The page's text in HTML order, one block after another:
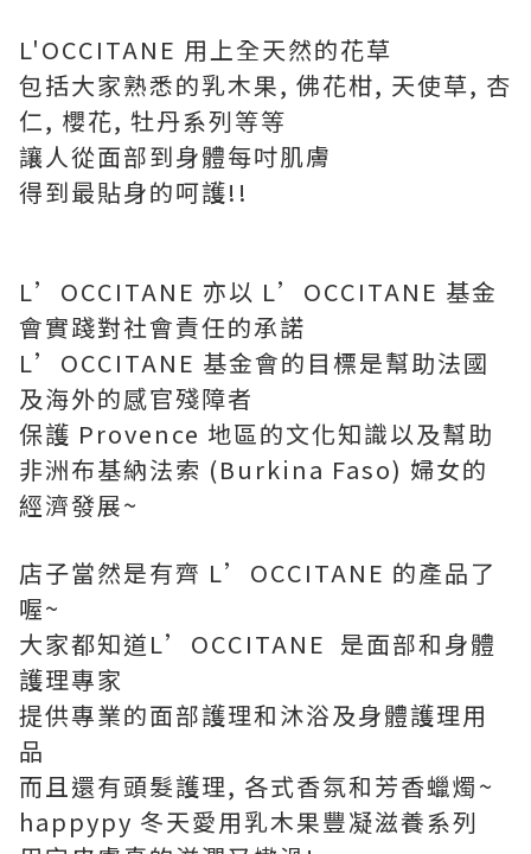
L'OCCITANE 用上全天然的花草
包括大家熟悉的乳木果, 佛花柑, 天使草, 杏
仁, 櫻花, 牡丹系列等等
讓人從面部到身體每吋肌膚
得到最貼身的呵護!!
L’OCCITANE 亦以 L’OCCITANE 基金
會實踐對社會責任的承諾
L’OCCITANE 基金會的目標是幫助法國
及海外的感官殘障者
保護 Provence 地區的文化知識以及幫助
非洲布基納法索 (Burkina Faso) 婦女的
經濟發展~
店子當然是有齊 L’OCCITANE 的產品了
喔~
大家都知道L’OCCITANE 是面部和身體
護理專家
提供專業的面部護理和沐浴及身體護理用
品
而且還有頭髮護理, 各式香氛和芳香蠟燭~
happypy 冬天愛用乳木果豐凝滋養系列